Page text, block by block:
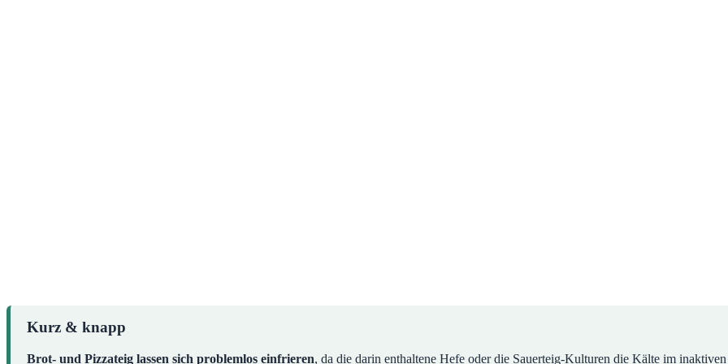
Kurz & knapp
Brot- und Pizzateig lassen sich problemlos einfrieren, da die darin enthaltene Hefe oder die Sauerteig-Kulturen die Kälte im